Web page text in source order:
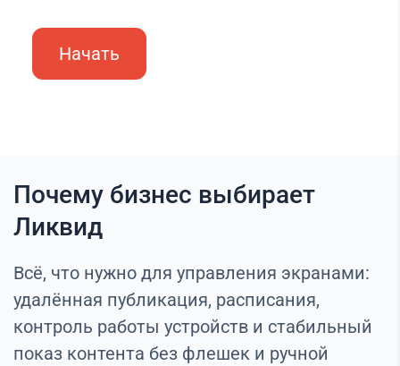
Начать
Почему бизнес выбирает
Ликвид
Всё, что нужно для управления экранами:
удалённая публикация, расписания,
контроль работы устройств и стабильный
показ контента без флешек и ручной